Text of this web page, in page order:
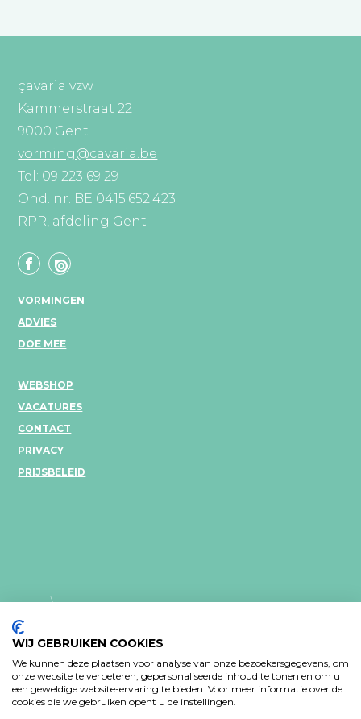
çavaria vzw
Kammerstraat 22
9000 Gent
vorming@cavaria.be
Tel: 09 223 69 29
Ond. nr. BE 0415.652.423
RPR, afdeling Gent
VORMINGEN
ADVIES
DOE MEE
WEBSHOP
VACATURES
CONTACT
PRIVACY
PRIJSBELEID
PRIVACY VERKLARING
WIJ GEBRUIKEN COOKIES
We kunnen deze plaatsen voor analyse van onze bezoekersgegevens, om
onze website te verbeteren, gepersonaliseerde inhoud te tonen en om u
een geweldige website-ervaring te bieden. Voor meer informatie over de
cookies die we gebruiken opent u de instellingen.